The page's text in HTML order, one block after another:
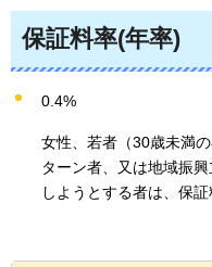
保証料率(年率)
0.4%
女性、若者（30歳未満
ターン者、又は地域振
しようとする者は、保